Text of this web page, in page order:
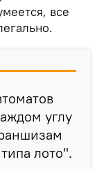
все
углу
лото".